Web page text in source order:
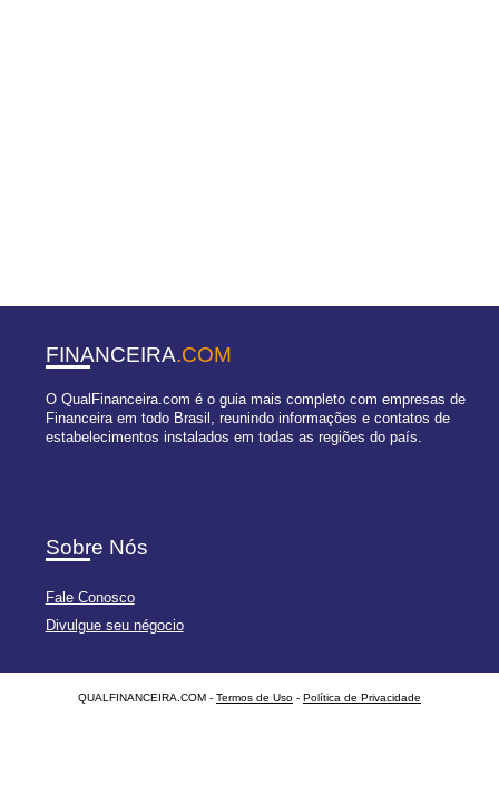
FINANCEIRA.COM
O QualFinanceira.com é o guia mais completo com empresas de
Financeira em todo Brasil, reunindo informações e contatos de
estabelecimentos instalados em todas as regiões do país.
Sobre Nós
Fale Conosco
Divulgue seu négocio
QUALFINANCEIRA.COM - Termos de Uso - Política de Privacidade